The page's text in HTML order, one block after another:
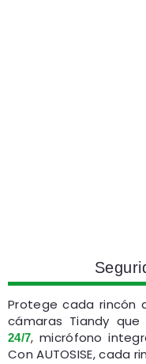
Protege cada rincón
cámaras Tiandy
24/7, micrófono
Con AUTOSISE,